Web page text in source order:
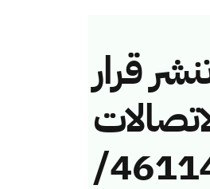
قرار
وتقنية المعلومات رقم (46114626/